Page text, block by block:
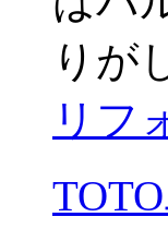
りが
リフ